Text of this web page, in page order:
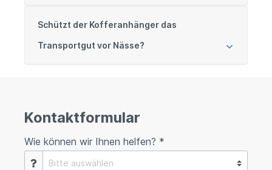
Schützt der Kofferanhänger das
Transportgut vor Nässe?
Kontaktformular
Wie können wir Ihnen helfen? *